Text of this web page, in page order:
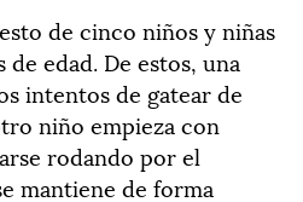
de cinco niños y niñas
de edad. De estos, una
intentos de gatear de
niño empieza con
rodando por el
mantiene de forma